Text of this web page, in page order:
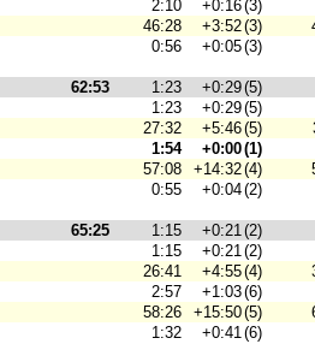
2:10
+0:16(3)
46:28
+3:52(3)
0:56
+0:05(3)
62:53 1:23 +0:29(5)
1:23
+0:29(5)
27:32
+5:46(5)
1:54
+0:00(1)
57:08
+14:32(4)
0:55
+0:04(2)
65:25 1:15 +0:21(2)
1:15
+0:21(2)
26:41
+4:55(4)
2:57
+1:03(6)
58:26
+15:50(5)
1:32
+0:41(6)